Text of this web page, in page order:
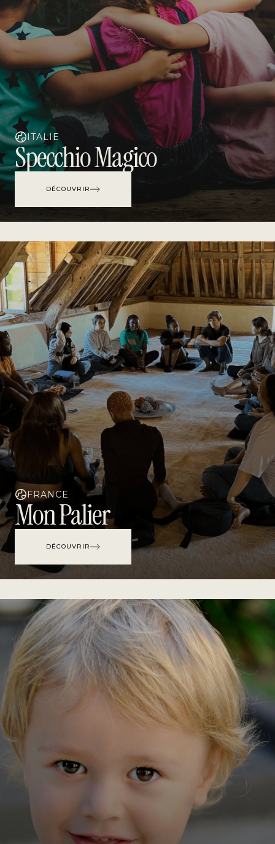
ITALIE
Specchio Magico
DÉCOUVRIR
FRANCE
Mon Palier
DÉCOUVRIR